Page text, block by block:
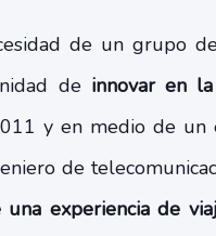
de un grupo
de innovar en
y en medio de un
de
experiencia de